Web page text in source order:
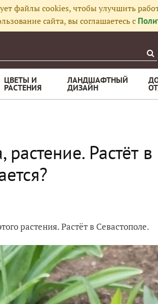
файлы cookies, чтобы улучшить
сайта, вы соглашаетесь с
ЦВЕТЫ И
РАСТЕНИЯ
ЛАНДШАФТНЫЙ
ДИЗАЙН
Растёт в
растения. Растёт в Севастополе.